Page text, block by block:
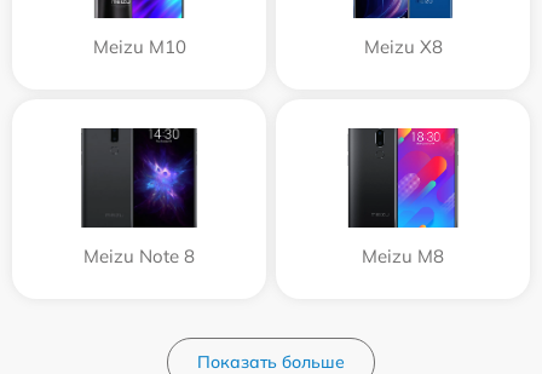
Meizu M10 Meizu X8
Meizu Note 8 Meizu M8
Показать больше